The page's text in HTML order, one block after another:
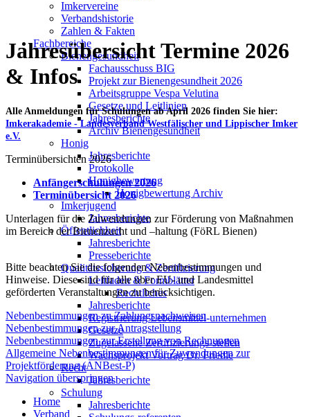
Imkervereine
Verbandshistorie
Zahlen & Fakten
Fachbereiche
Bienengesundheit
Fachausschuss BIG
Projekt zur Bienengesundheit 2026
Arbeitsgruppe Vespa Velutina
Gesetze und Leitlinien
Jahresberichte
Archiv Bienengesundheit
Honig
Jahresberichte
Protokolle
Honigbewertung
Honigbewertung Archiv
Imkerjugend
Jahresberichte
Öffentlichkeit
Jahresberichte
Presseberichte
Qualitätssicherung & Zertifizierung
Leitfaden & Formblätter
Rechtliches
Jahresberichte
Registrierung Lebensmittel-unternehmen
Gesetze
Zugelassene Zertifizierungs-stellen
Wachsprojekt Vortrag Dr. Friedle
Recht
Jahresberichte
Schulung
Jahresberichte
Jahresübersicht Termine 2026
& Infos
Alle Anmeldungen für Schulungen ab April 2026 finden Sie hier:
Imkerakademie - Landesverband Westfälischer und Lippischer Imker
e.V.
Terminübersichten 2026
Anfängerschulungen 2026
Terminübersicht 2026
Unterlagen für die Zuwendungen zur Förderung von Maßnahmen
im Bereich der Bienenzucht und –haltung (FöRL Bienen)
Bitte beachten Sie die folgenden Nebenbestimmungen und
Hinweise. Diese sind für alle über EU- und Landesmittel
geförderten Veranstaltungen zu berücksichtigen.
Nebenbestimmungen zu Zahlungsnachweisen
Nebenbestimmungen zur Antragstellung
Nebenbestimmungen zur Erstellung von Rechnungen
Allgemeine Nebenbestimmungen für Zuwendungen zur
Projektförderung (ANBest-P)
Navigation überspringen
Home
Verband